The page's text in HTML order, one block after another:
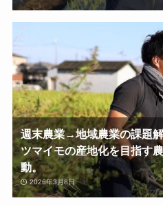
週末農業→地域農業の課題
ツマイモの産地化を目指す
動。
2026年3月8日